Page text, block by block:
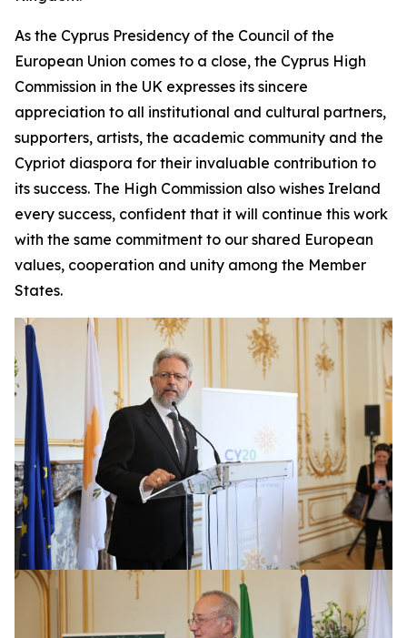
As the Cyprus Presidency of the Council of the
European Union comes to a close, the Cyprus High
Commission in the UK expresses its sincere
appreciation to all institutional and cultural partners,
supporters, artists, the academic community and the
Cypriot diaspora for their invaluable contribution to
its success. The High Commission also wishes Ireland
every success, confident that it will continue this work
with the same commitment to our shared European
values, cooperation and unity among the Member
States.